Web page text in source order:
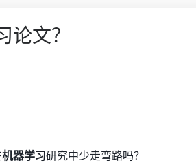
文？
机器学习研究中少走弯路吗？